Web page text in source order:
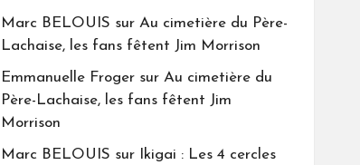
Marc BELOUIS sur Au cimetière du Père-
Lachaise, les fans fêtent Jim Morrison
Emmanuelle Frogersur Au cimetière du
Père-Lachaise, les fans fêtent Jim
Morrison
Marc BELOUIS sur
Ikigai : Les 4 cercles